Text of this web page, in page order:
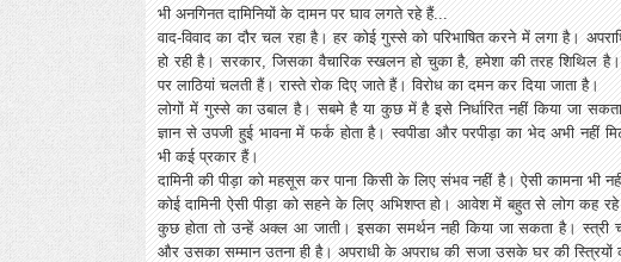
भी अनगिनत दामिनियों के दामन पर घाव लगते रहे हैं...
वाद-विवाद का दौर चल रहा है। हर कोई गुस्से को परिभाषित करने में लगा है।
हो रही है। सरकार, जिसका वैचारिक स्खलन हो चुका है, हमेशा की तरह शिथिल है।
पर लाठियां चलती हैं। रास्ते रोक दिए जाते हैं। विरोध का दमन कर दिया जाता है।
लोगों में गुस्से का उबाल है। सबमे है या कुछ में है इसे निर्धारित नहीं किया जा
ज्ञान से उपजी हुई भावना में फर्क होता है। स्वपीडा और परपीड़ा का भेद अभी नहीं
भी कई प्रकार हैं।
दामिनी की पीड़ा को महसूस कर पाना किसी के लिए संभव नहीं है। ऐसी कामना भी
कोई दामिनी ऐसी पीड़ा को सहने के लिए अभिशप्त हो। आवेश में बहुत से लोग कह
कुछ होता तो उन्हें अक्ल आ जाती। इसका समर्थन नही किया जा सकता है। स्त्री
और उसका सम्मान उतना ही है। अपराधी के अपराध की सजा उसके घर की स्त्रियों